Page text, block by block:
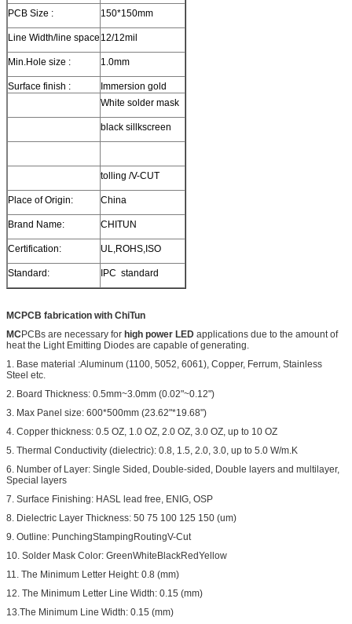
PCB Size : 150*150mm
Line Width/line space 12/12mil
Min.Hole size : 1.0mm
Surface finish :
Immersion gold
White solder mask
black sillkscreen
tolling /V-CUT
Place of Origin: China
Brand Name: CHITUN
Certification: UL,ROHS,ISO
Standard: IPC standard
MCPCB fabrication with ChiTun
MCPCBs are necessary for high power LED applications due to the amount of
heat the Light Emitting Diodes are capable of generating.
1. Base material :Aluminum (1100, 5052, 6061), Copper, Ferrum, Stainless
Steel etc.
2. Board Thickness: 0.5mm~3.0mm (0.02"~0.12")
3. Max Panel size: 600*500mm (23.62"*19.68")
4. Copper thickness: 0.5 OZ, 1.0 OZ, 2.0 OZ, 3.0 OZ, up to 10 OZ
5. Thermal Conductivity (dielectric): 0.8, 1.5, 2.0, 3.0, up to 5.0 W/m.K
6. Number of Layer: Single Sided, Double-sided, Double layers and multilayer,
Special layers
7. Surface Finishing: HASL lead free, ENIG, OSP
8. Dielectric Layer Thickness: 50 75 100 125 150 (um)
9. Outline: PunchingStampingRoutingV-Cut
10. Solder Mask Color: GreenWhiteBlackRedYellow
11. The Minimum Letter Height: 0.8 (mm)
12. The Minimum Letter Line Width: 0.15 (mm)
13.The Minimum Line Width: 0.15 (mm)